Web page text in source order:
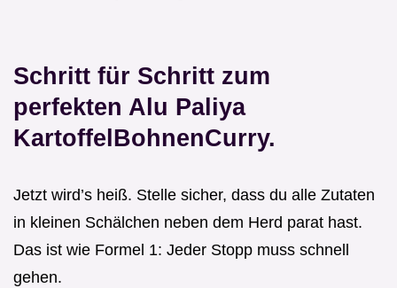
Schritt für Schritt zum
perfekten Alu Paliya
KartoffelBohnenCurry.
Jetzt wird’s heiß. Stelle sicher, dass du alle Zutaten
in kleinen Schälchen neben dem Herd parat hast.
Das ist wie Formel 1: Jeder Stopp muss schnell
gehen.